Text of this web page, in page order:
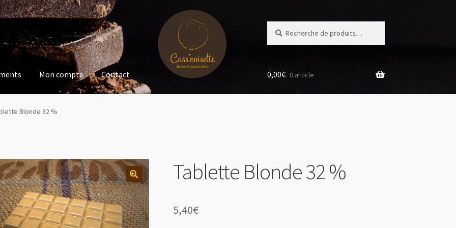
pour :
Mon compte Contact 0,00€ 0 article
Blonde 32 %
Tablette Blonde 32 %
5,40€